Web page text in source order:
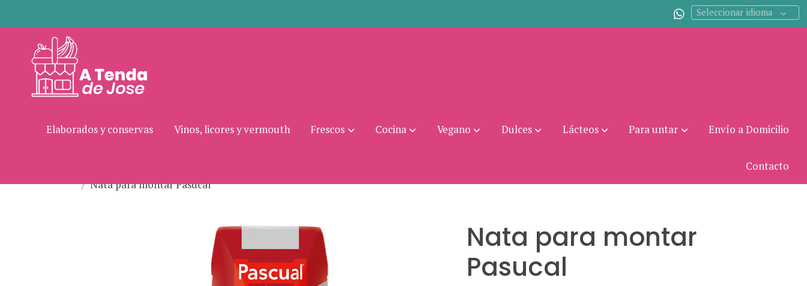
Seleccionar idioma
Elaborados y conservas Vinos, licores y vermouth Frescos Cocina Vegano Dulces Lácteos Para untar Envío a Domicilio
Contacto
Nata para montar Pasucal
Nata para montar
Pasucal